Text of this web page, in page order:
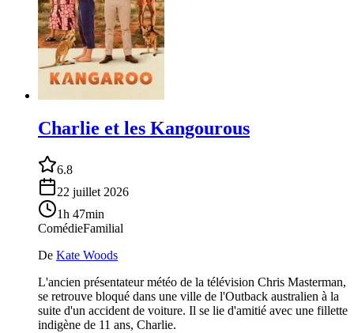
Charlie et les Kangourous
6.8
22 juillet 2026
1h 47min
ComédieFamilial
De Kate Woods
L'ancien présentateur météo de la télévision Chris Masterman,
se retrouve bloqué dans une ville de l'Outback australien à la
suite d'un accident de voiture. Il se lie d'amitié avec une fillette
indigène de 11 ans, Charlie.